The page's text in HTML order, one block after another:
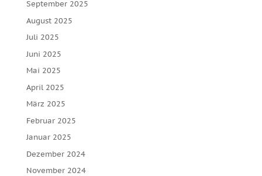
September 2025
August 2025
Juli 2025
Juni 2025
Mai 2025
April 2025
März 2025
Februar 2025
Januar 2025
Dezember 2024
November 2024